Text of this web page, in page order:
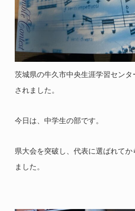
茨城県の牛久市中央生涯学習セン
されました。
今日は、中学生の部です。
県大会を突破し、代表に選ばれてか
ました。